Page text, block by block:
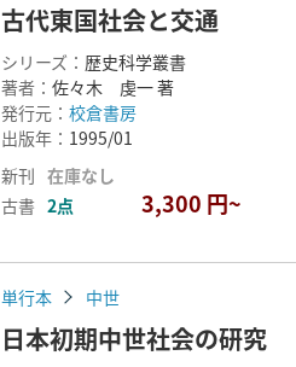
古代東国社会と交通
シリーズ： 歴史科学叢書
著者： 佐々木 虔一 著
発行元： 校倉書房
出版年： 1995/01
新刊 在庫なし
古書 2点 3,300 円~
単行本 中世
日本初期中世社会の研究